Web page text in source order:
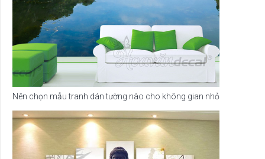
Nên chọn mẫu tranh dán tường nào cho không gian nhỏ